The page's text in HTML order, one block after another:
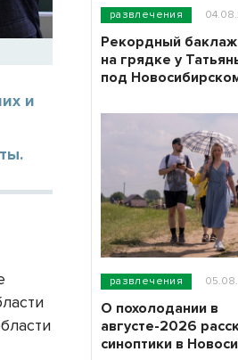
и
развлечения
Рекордный
на грядке у
под
развлечения
О похолодании в
августе-2026
синоптики в